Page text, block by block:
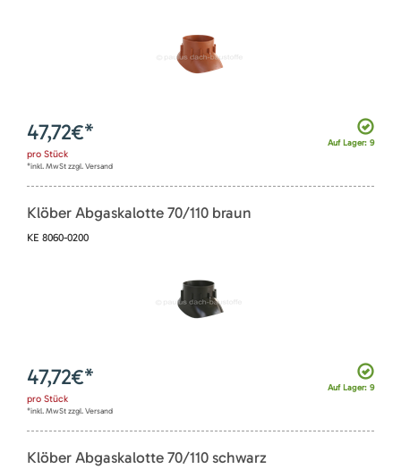
Auf Lager: 9
47,72€*
pro Stück
*inkl. MwSt zzgl. Versand
Klöber Abgaskalotte 70/110 braun
KE 8060-0200
Auf Lager: 9
47,72€*
pro Stück
*inkl. MwSt zzgl. Versand
Klöber Abgaskalotte 70/110 schwarz